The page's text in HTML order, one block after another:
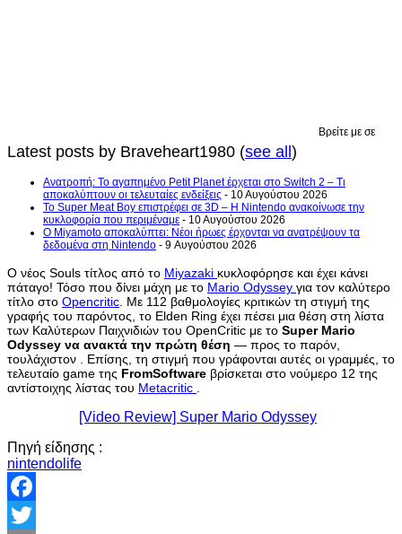
Βρείτε με σε
Latest posts by Braveheart1980 (see all)
Ανατροπή: Το αγαπημένο Petit Planet έρχεται στο Switch 2 – Τι
αποκαλύπτουν οι τελευταίες ενδείξεις - 10 Αυγούστου 2026
Το Super Meat Boy επιστρέφει σε 3D – Η Nintendo ανακοίνωσε την
κυκλοφορία που περιμέναμε - 10 Αυγούστου 2026
Ο Miyamoto αποκαλύπτει: Νέοι ήρωες έρχονται να ανατρέψουν τα
δεδομένα στη Nintendo - 9 Αυγούστου 2026
Ο νέος Souls τίτλος από το Miyazaki κυκλοφόρησε και έχει κάνει
πάταγο! Τόσο που δίνει μάχη με το Mario Odyssey για τον καλύτερο
τίτλο στο Opencritic . Με 112 βαθμολογίες κριτικών τη στιγμή της
γραφής του παρόντος, το Elden Ring έχει πέσει μια θέση στη λίστα
των Καλύτερων Παιχνιδιών του OpenCritic με το Super Mario
Odyssey να ανακτά την πρώτη θέση — προς το παρόν,
τουλάχιστον . Επίσης, τη στιγμή που γράφονται αυτές οι γραμμές, το
τελευταίο game της FromSoftware βρίσκεται στο νούμερο 12 της
αντίστοιχης λίστας του Metacritic
[Video Review] Super Mario Odyssey
Πηγή είδησης :
nintendolife
Facebook